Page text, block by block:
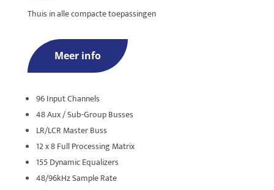
Thuis in alle compacte toepassingen
Meer info
96 Input Channels
48 Aux / Sub-Group Busses
LR/LCR Master Buss
12 x 8 Full Processing Matrix
155 Dynamic Equalizers
48/96kHz Sample Rate